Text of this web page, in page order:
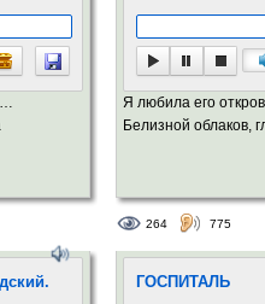
Я любила его
Белизной облаков,
264 775
ГОСПИТАЛЬ